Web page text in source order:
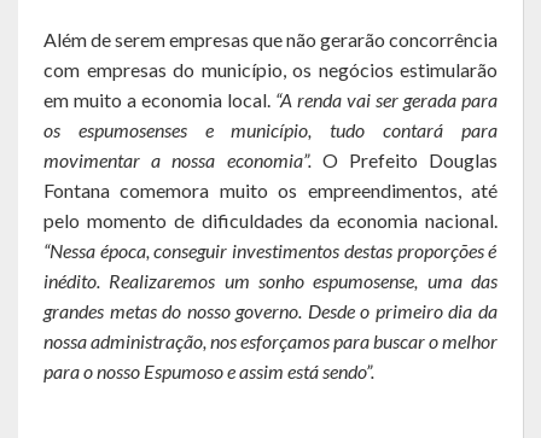
SIC -Serviço de Informação do Cidadão
Folha de Pagamento
Demonstrativo de Receitas e Despesas
Contratos e Aditivos
Despesas
Diárias
Além de serem empresas que não gerarão concorrência
com empresas do município, os negócios estimularão
em muito a economia local. “A renda vai ser gerada para
os espumosenses e município, tudo contará para
movimentar a nossa economia”. O Prefeito Douglas
Fontana comemora muito os empreendimentos, até
pelo momento de dificuldades da economia nacional.
“Nessa época, conseguir investimentos destas proporções é
inédito. Realizaremos um sonho espumosense, uma das
grandes metas do nosso governo. Desde o primeiro dia da
nossa administração, nos esforçamos para buscar o melhor
para o nosso Espumoso e assim está sendo”.